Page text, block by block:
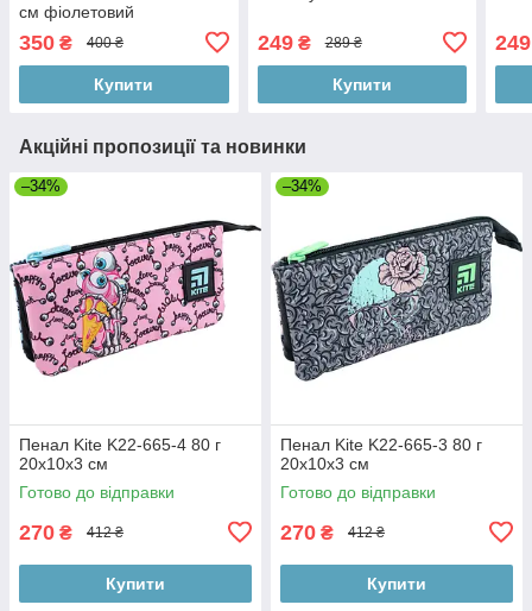
см фіолетовий
350 ₴ 400 ₴
Купити
249₴ 289 ₴
Купити
249
Акційні пропозиції та новинки
–34%
Пенал Kite K22-665-4 80 г
20x10x3 см
Готово до відправки
270 ₴ 412 ₴
Купити
–34%
Пенал Kite K22-665-3 80 г
20x10x3 см
Готово до відправки
270 ₴ 412 ₴
Купити